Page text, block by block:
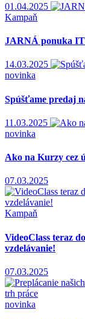
01.04.2025
Kampaň
JARNÁ ponuka IT
14.03.2025
novinka
Spúšťame predaj
11.03.2025
novinka
Ako na Kurzy cez
07.03.2025
Kampaň
VideoClass teraz
vzdelávanie!
07.03.2025
novinka